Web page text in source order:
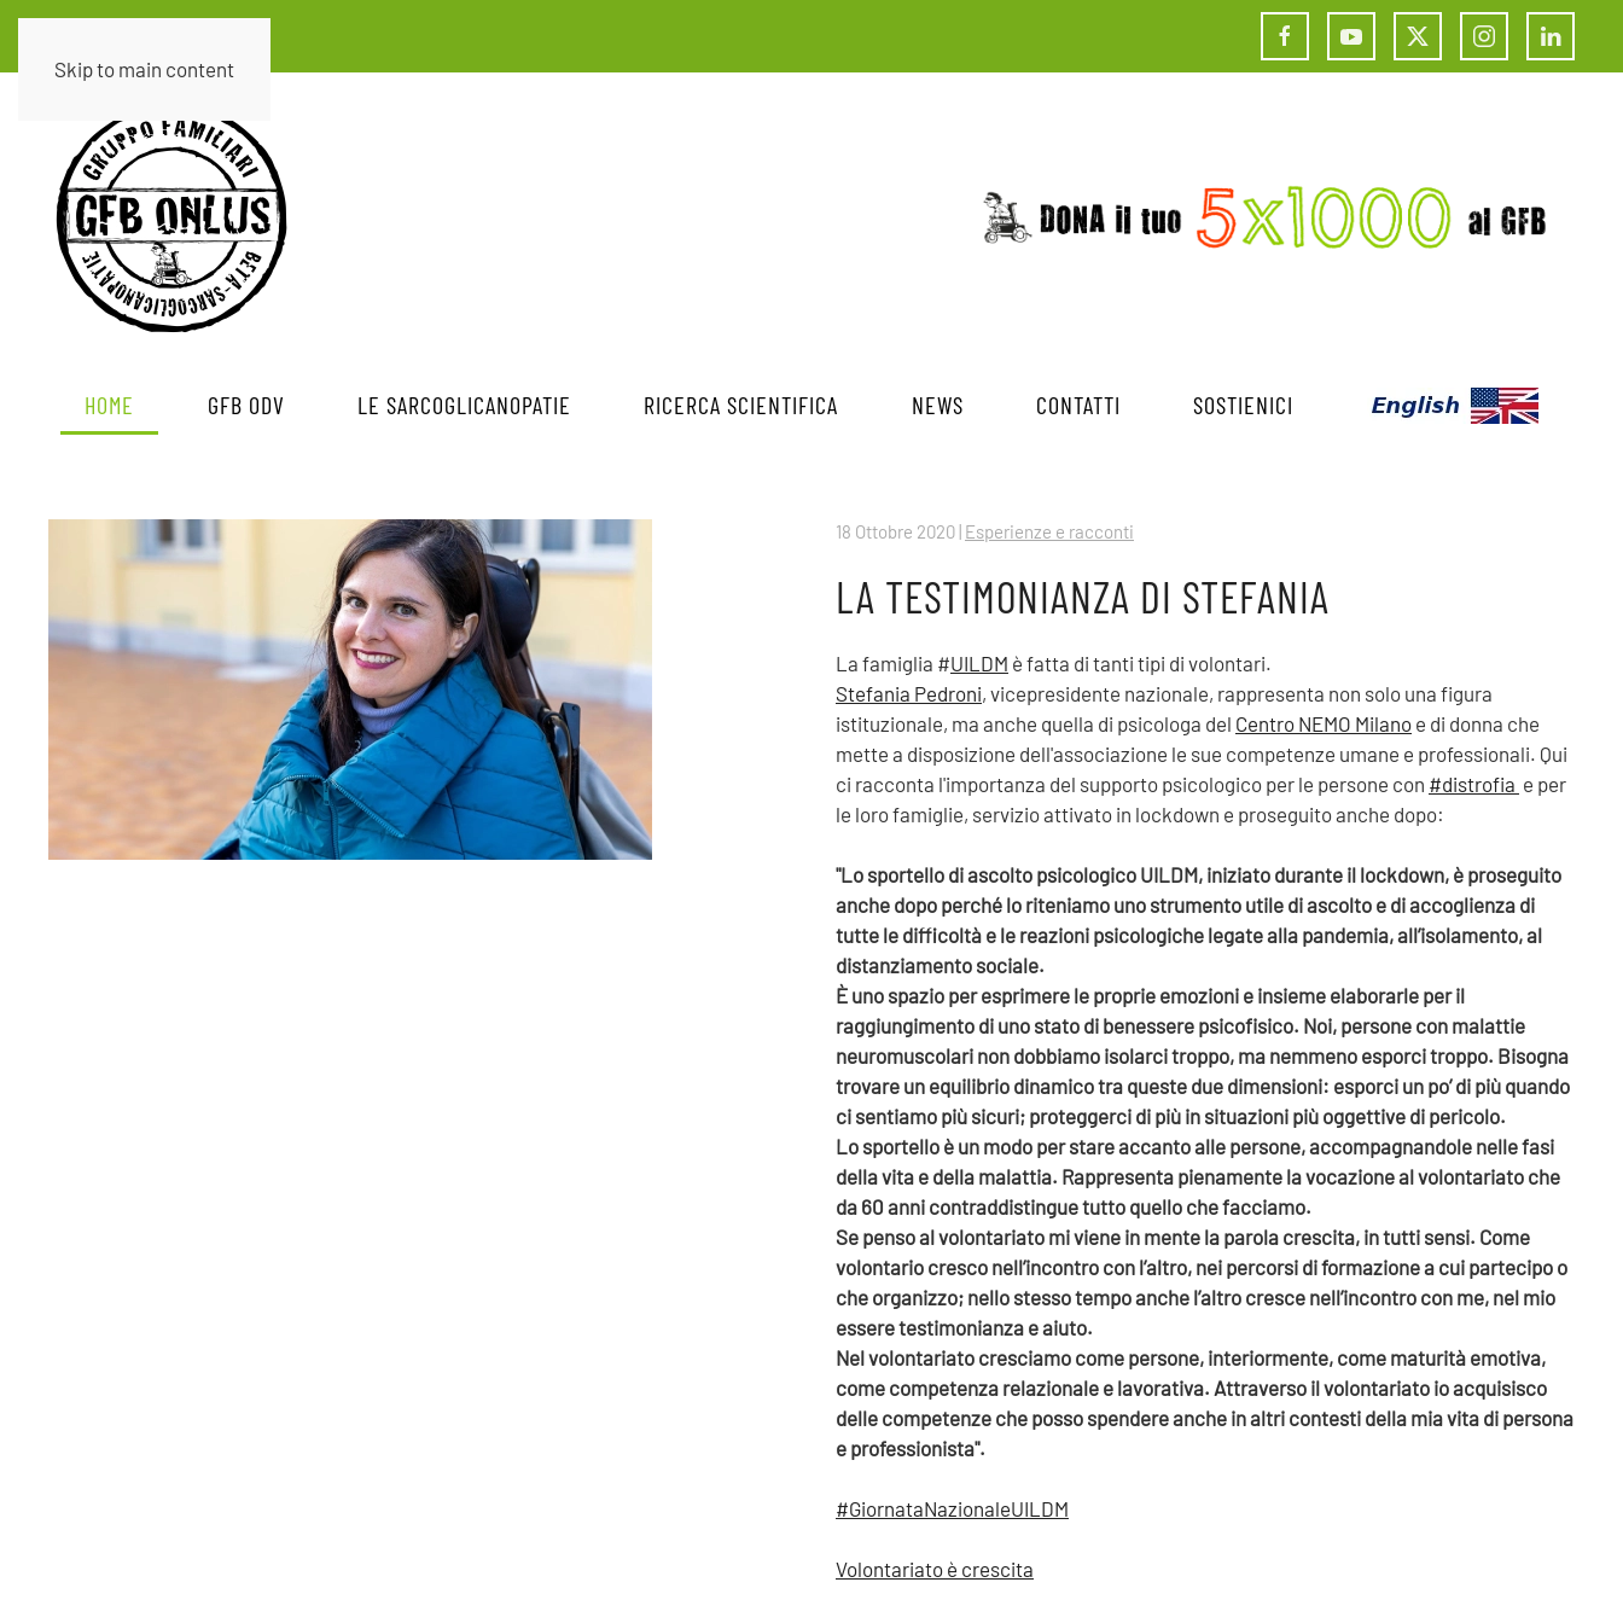
Skip to main content
HOME GFB ODV LE SARCOGLICANOPATIE RICERCA SCIENTIFICA NEWS CONTATTI SOSTIENICI
18 Ottobre 2020| Esperienze e racconti
LA TESTIMONIANZA DI STEFANIA
La famiglia #UILDM è fatta di tanti tipi di volontari.
Stefania Pedroni, vicepresidente nazionale, rappresenta non solo una figura
istituzionale, ma anche quella di psicologa del Centro NEMO Milano e di donna che
mette a disposizione dell'associazione le sue competenze umane e professionali. Qui
ci racconta l'importanza del supporto psicologico per le persone con #distrofia e per
le loro famiglie, servizio attivato in lockdown e proseguito anche dopo:
"Lo sportello di ascolto psicologico UILDM, iniziato durante il lockdown, è proseguito
anche dopo perché lo riteniamo uno strumento utile di ascolto e di accoglienza di
tutte le difficoltà e le reazioni psicologiche legate alla pandemia, all’isolamento, al
distanziamento sociale.
È uno spazio per esprimere le proprie emozioni e insieme elaborarle per il
raggiungimento di uno stato di benessere psicofisico. Noi, persone con malattie
neuromuscolari non dobbiamo isolarci troppo, ma nemmeno esporci troppo. Bisogna
trovare un equilibrio dinamico tra queste due dimensioni: esporci un po’ di più quando
ci sentiamo più sicuri; proteggerci di più in situazioni più oggettive di pericolo.
Lo sportello è un modo per stare accanto alle persone, accompagnandole nelle fasi
della vita e della malattia. Rappresenta pienamente la vocazione al volontariato che
da 60 anni contraddistingue tutto quello che facciamo.
Se penso al volontariato mi viene in mente la parola crescita, in tutti sensi. Come
volontario cresco nell’incontro con l’altro, nei percorsi di formazione a cui partecipo o
che organizzo; nello stesso tempo anche l’altro cresce nell’incontro con me, nel mio
essere testimonianza e aiuto.
Nel volontariato cresciamo come persone, interiormente, come maturità emotiva,
come competenza relazionale e lavorativa. Attraverso il volontariato io acquisisco
delle competenze che posso spendere anche in altri contesti della mia vita di persona
e professionista".
#GiornataNazionaleUILDM
Volontariato è crescita